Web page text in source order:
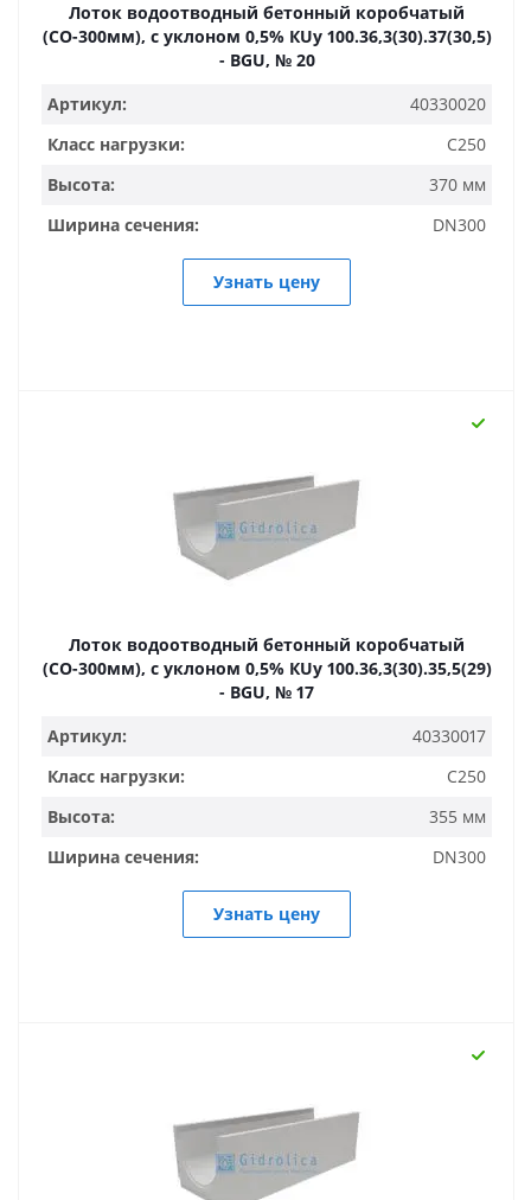
Лоток водоотводный бетонный коробчатый
(СО-300мм), с уклоном 0,5% КUу 100.36,3(30).37(30,5)
- BGU, № 20
Артикул:
40330020
Класс нагрузки:
C250
Высота:
370 мм
Ширина сечения:
DN300
Узнать цену
Лоток водоотводный бетонный коробчатый
(СО-300мм), с уклоном 0,5% КUу 100.36,3(30).35,5(29)
- BGU, № 17
Артикул:
40330017
Класс нагрузки:
C250
Высота:
355 мм
Ширина сечения:
DN300
Узнать цену